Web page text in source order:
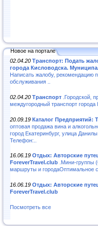
Новое на портале
02.04.20 Транспорт: Подать
города Кисловодска.
Написать жалобу, рекомендацию
обслуживания ..
02.04.20 Транспорт .Городской,
междугородный транспорт города
20.09.19 Каталог Предприятий:
оптовая продажа вина и
город Екатеринбург, улица
Телефон:..
16.06.19 Отдых: Авторские
ForeverTravel.club .Мини-группы
маршруты и городаОптимальное
16.06.19 Отдых: Авторские
ForeverTravel.club
Посмотреть все